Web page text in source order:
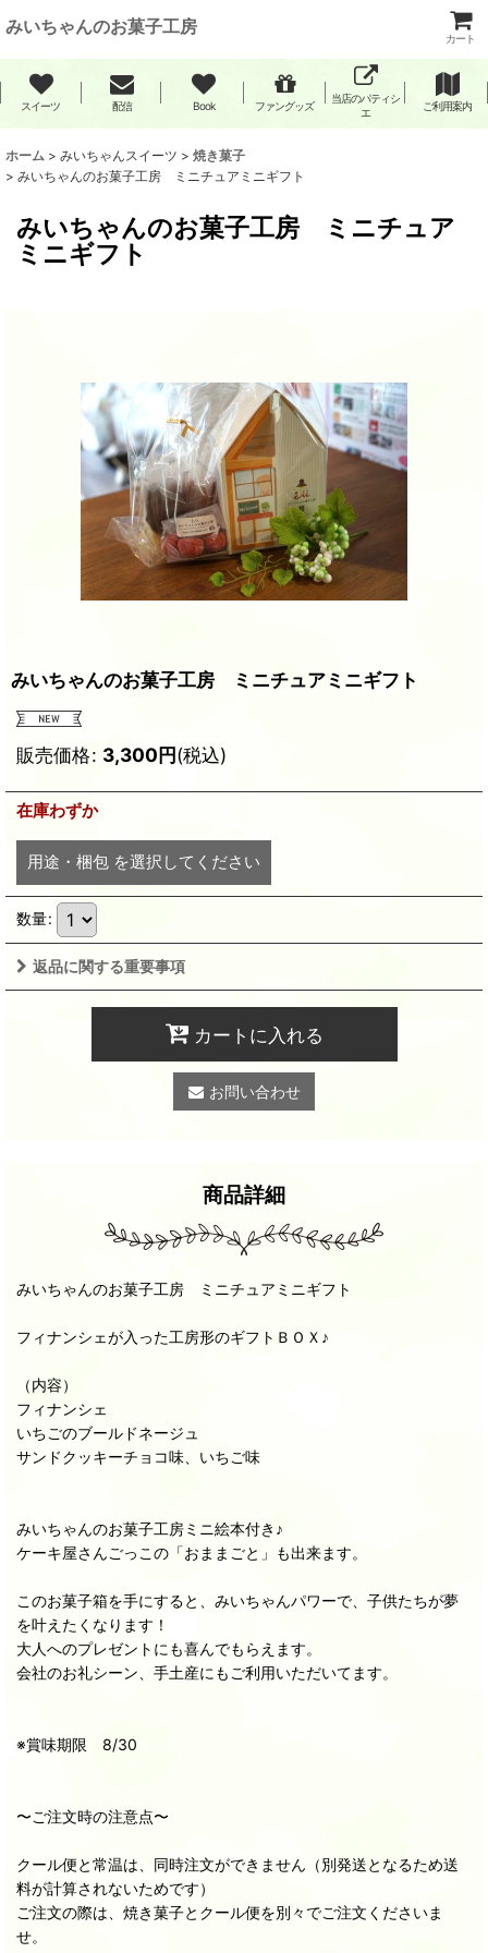
みいちゃんのお菓子工房
カート
スイーツ 配信 Book ファングッズ
当店のパティシ
エ
ご利用案内
ホーム > みいちゃんスイーツ > 焼き菓子
> みいちゃんのお菓子工房 ミニチュアミニギフト
みいちゃんのお菓子工房 ミニチュア
ミニギフト
みいちゃんのお菓子工房 ミニチュアミニギフト
販売価格: 3,300円(税込)
在庫わずか
用途・梱包 を選択してください
数量:
返品に関する重要事項
カートに入れる
お問い合わせ
商品詳細
みいちゃんのお菓子工房 ミニチュアミニギフト
フィナンシェが入った工房形のギフトＢＯＸ♪
（内容）
フィナンシェ
いちごのブールドネージュ
サンドクッキーチョコ味、いちご味
みいちゃんのお菓子工房ミニ絵本付き♪
ケーキ屋さんごっこの「おままごと」も出来ます。
このお菓子箱を手にすると、みいちゃんパワーで、子供たちが夢
を叶えたくなります！
大人へのプレゼントにも喜んでもらえます。
会社のお礼シーン、手土産にもご利用いただいてます。
※賞味期限 8/30
〜ご注文時の注意点〜
クール便と常温は、同時注文ができません（別発送となるため送
料が計算されないためです）
ご注文の際は、焼き菓子とクール便を別々でご注文くださいま
せ。